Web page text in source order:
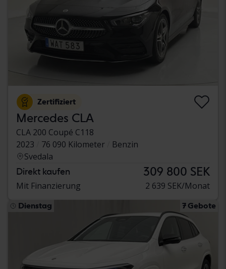
Zertifiziert
Mercedes CLA
CLA 200 Coupé C118
2023
76 090 Kilometer
Benzin
Svedala
Direkt kaufen 309 800 SEK
Mit Finanzierung 2 639 SEK/Monat
Dienstag 7 Gebote